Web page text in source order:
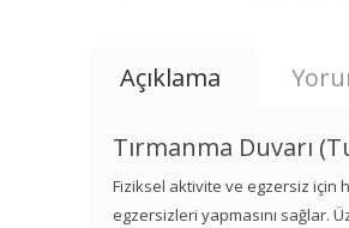
Açıklama
Tırmanma Duvarı
Fiziksel aktivite ve egzersiz için
egzersizleri yapmasını sağlar.